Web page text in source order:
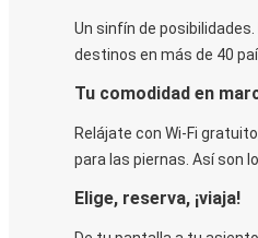
Un sinfín de
destinos en más de 40
Tu comodidad en
Relájate con Wi-Fi
para las piernas. Así son
Elige, reserva, ¡viaja!